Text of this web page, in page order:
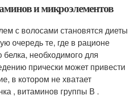
и микроэлементов
с волосами становятся диеты
очередь те, где в рационе
белка, необходимого для
прически может привести
в котором не хватает
, витаминов группы В .